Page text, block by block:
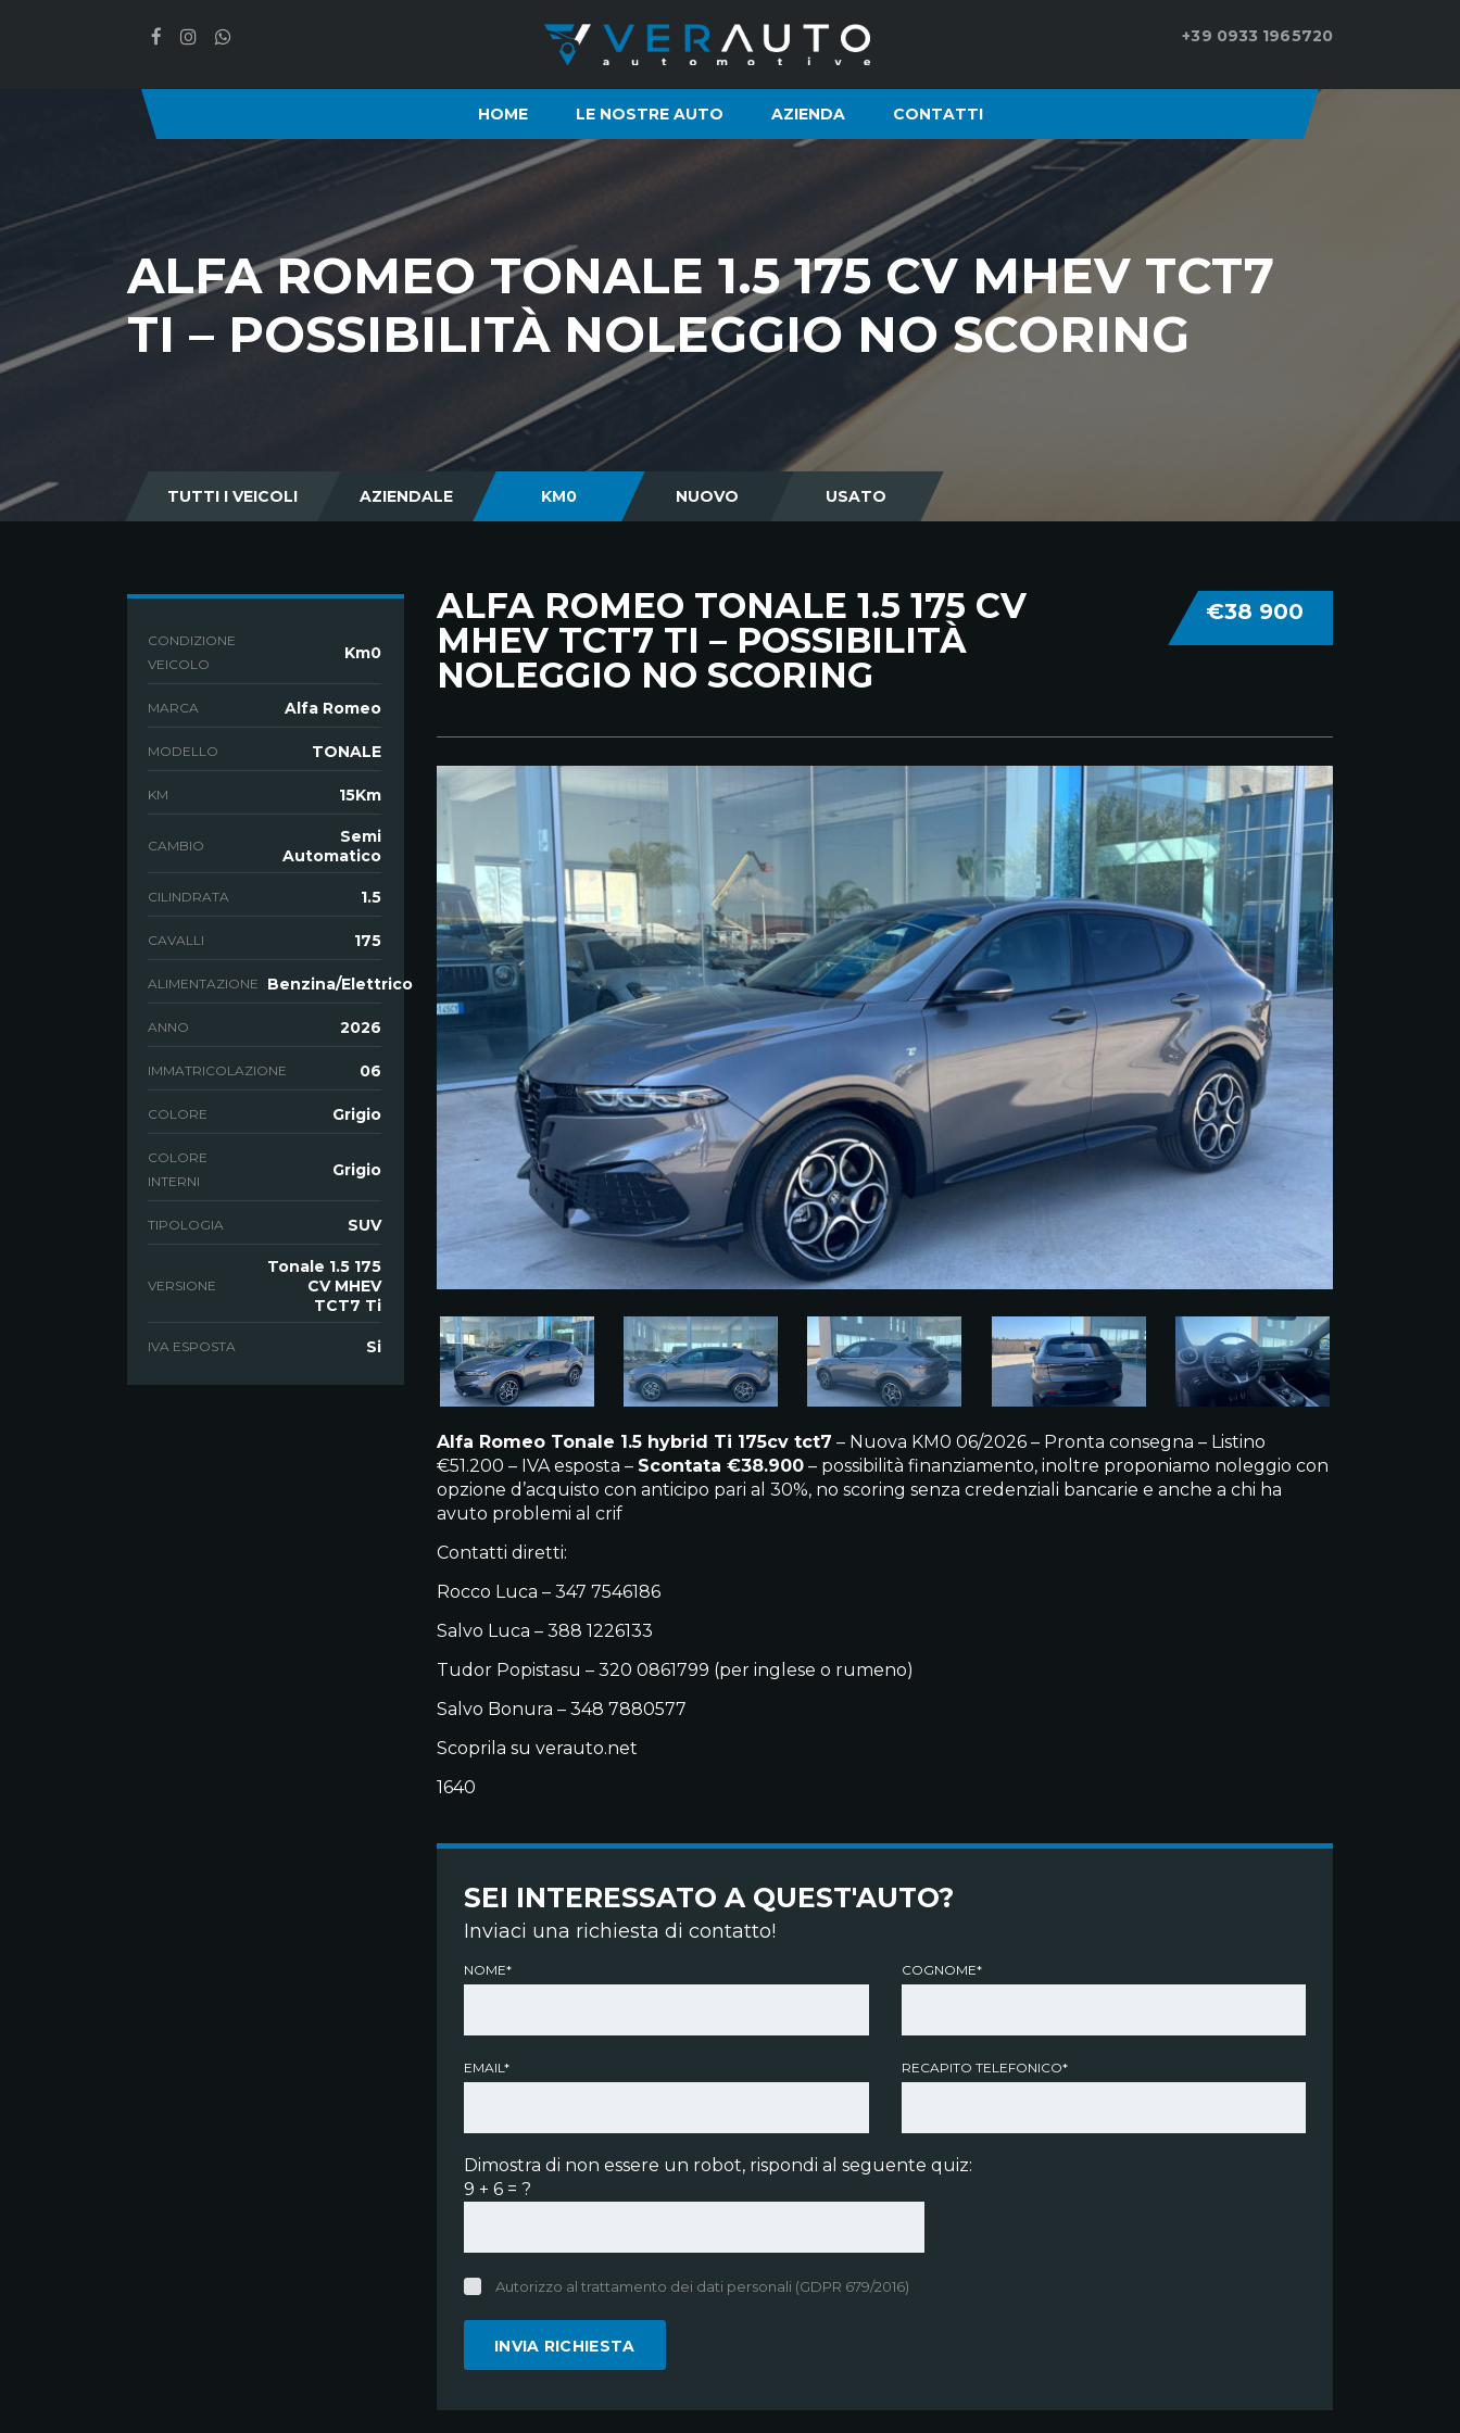
+39 0933 1965720
HOME LE NOSTRE AUTO AZIENDA CONTATTI
ALFA ROMEO TONALE 1.5 175 CV MHEV TCT7
TI – POSSIBILITÀ NOLEGGIO NO SCORING
TUTTI I VEICOLI AZIENDALE KM0 NUOVO USATO
€38 900
ALFA ROMEO TONALE 1.5 175 CV
MHEV TCT7 TI – POSSIBILITÀ
NOLEGGIO NO SCORING
Alfa Romeo Tonale 1.5 hybrid Ti 175cv tct7 – Nuova KM0 06/2026 – Pronta consegna – Listino
€51.200 – IVA esposta – Scontata €38.900 – possibilità finanziamento, inoltre proponiamo noleggio con
opzione d’acquisto con anticipo pari al 30%, no scoring senza credenziali bancarie e anche a chi ha
avuto problemi al crif
Contatti diretti:
Rocco Luca – 347 7546186
Salvo Luca – 388 1226133
Tudor Popistasu – 320 0861799 (per inglese o rumeno)
Salvo Bonura – 348 7880577
Scoprila su verauto.net
1640
SEI INTERESSATO A QUEST'AUTO?
Inviaci una richiesta di contatto!
NOME*
EMAIL*
COGNOME*
RECAPITO TELEFONICO*
Dimostra di non essere un robot, rispondi al seguente quiz:
9 + 6 = ?
Autorizzo al trattamento dei dati personali (GDPR 679/2016)
CONDIZIONE
VEICOLO
Km0
MARCA Alfa Romeo
MODELLO TONALE
KM 15Km
CAMBIO
Semi
Automatico
CILINDRATA 1.5
CAVALLI 175
ALIMENTAZIONE Benzina/Elettrico
ANNO 2026
IMMATRICOLAZIONE 06
COLORE Grigio
COLORE
INTERNI
Grigio
TIPOLOGIA SUV
VERSIONE
Tonale 1.5 175
CV MHEV
TCT7 Ti
IVA ESPOSTA Si